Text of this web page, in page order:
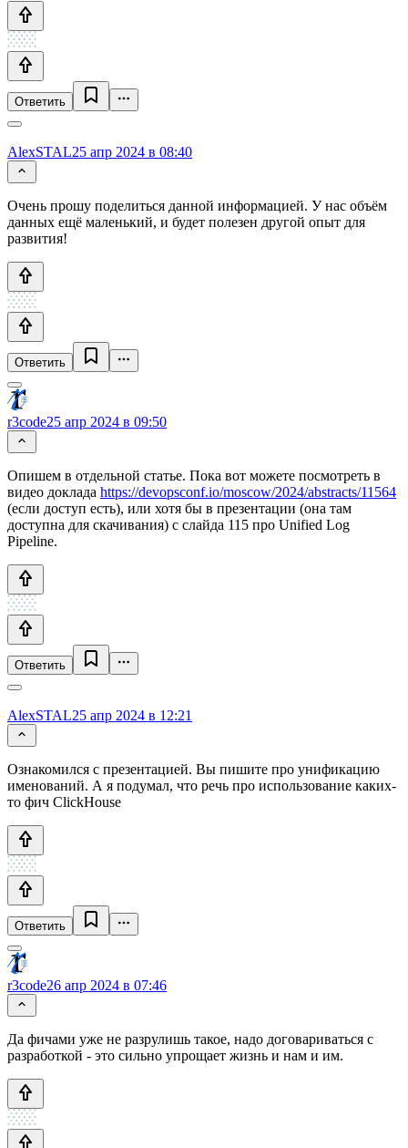
Ответить
AlexSTAL25 апр 2024 в 08:40
Очень прошу поделиться данной информацией. У нас объём
данных ещё маленький, и будет полезен другой опыт для
развития!
Ответить
r3code25 апр 2024 в 09:50
Опишем в отдельной статье. Пока вот можете посмотреть в
видео доклада https://devopsconf.io/moscow/2024/abstracts/11564
(если доступ есть), или хотя бы в презентации (она там
доступна для скачивания) с слайда 115 про Unified Log
Pipeline.
Ответить
AlexSTAL25 апр 2024 в 12:21
Ознакомился с презентацией. Вы пишите про унификацию
именований. А я подумал, что речь про использование каких-
то фич ClickHouse
Ответить
r3code26 апр 2024 в 07:46
Да фичами уже не разрулишь такое, надо договариваться с
разработкой - это сильно упрощает жизнь и нам и им.